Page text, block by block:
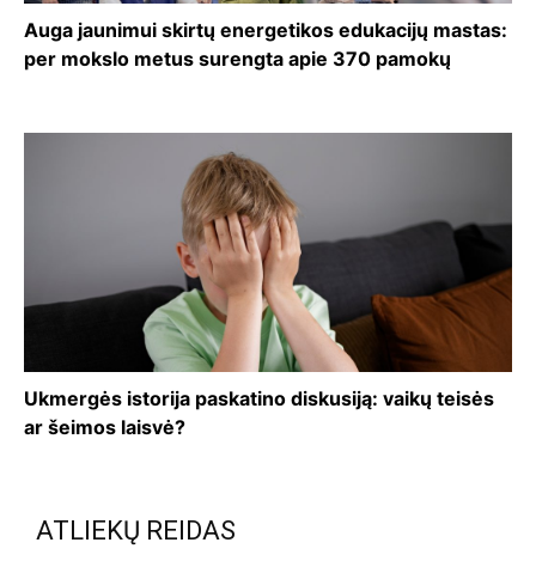
Auga jaunimui skirtų energetikos edukacijų mastas:
per mokslo metus surengta apie 370 pamokų
Ukmergės istorija paskatino diskusiją: vaikų teisės
ar šeimos laisvė?
ATLIEKŲ REIDAS